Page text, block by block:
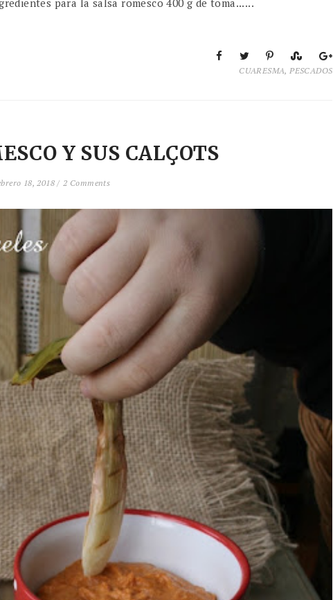
para la salsa romesco 400 g de toma......
CUARESMA,PESCADOS
Y SUS CALÇOTS
18, 2018 / 2 Comments